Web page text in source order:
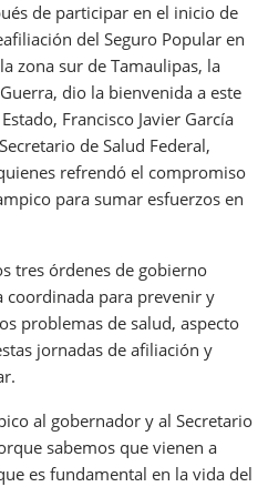
de participar en el inicio de
del Seguro Popular en
zona sur de Tamaulipas, la
dio la bienvenida a este
Francisco Javier García
de Salud Federal,
refrendó el compromiso
para sumar esfuerzos en
tres órdenes de gobierno
coordinada para prevenir y
problemas de salud, aspecto
jornadas de afiliación y
al gobernador y al Secretario
sabemos que vienen a
es fundamental en la vida del